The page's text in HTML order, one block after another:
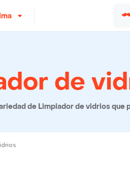
de
de Limpiador de vidrios